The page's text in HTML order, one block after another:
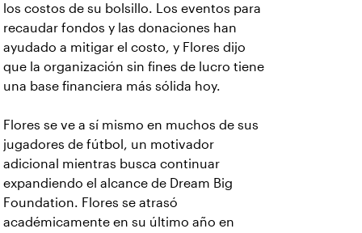
los costos de su bolsillo. Los eventos para
recaudar fondos y las donaciones han
ayudado a mitigar el costo, y Flores dijo
que la organización sin fines de lucro tiene
una base financiera más sólida hoy.
Flores se ve a sí mismo en muchos de sus
jugadores de fútbol, un motivador
adicional mientras busca continuar
expandiendo el alcance de Dream Big
Foundation. Flores se atrasó
académicamente en su último año en